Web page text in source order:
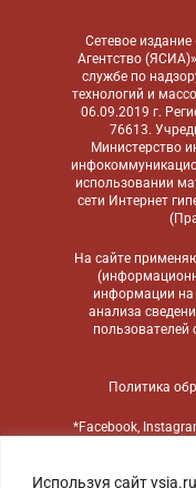
Используя сайт
Сетевое
Агентство
службе по
технологий и
06.09.2019 г.
76613.
Министерство
использовании
сети Интернет
(
На сайте
информации на
анализа
пользователей
Политика
*Facebook,